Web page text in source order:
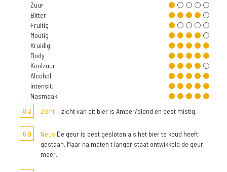
Zuur
Bitter
Fruitig
Moutig
Kruidig
Body
Koolzuur
Alcohol
Intensit.
Nasmaak
8,3
ZichtT zicht van dit bier is Amber/blond en best mistig.
6,9 Neus De geur is best gesloten als het bier te koud heeft
gestaan. Maar na maten t langer staat ontwikkeld de geur
meer.